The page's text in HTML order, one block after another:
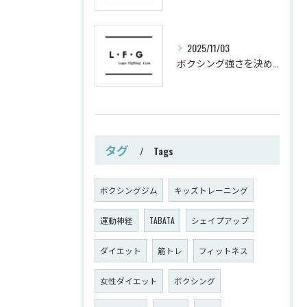
2025/11/03
タグ Tags
ボクシングジム キッズトレーニング
運動神経 TABATA シェイプアップ
ダイエット 筋トレ フィットネス
女性ダイエット ボクシング